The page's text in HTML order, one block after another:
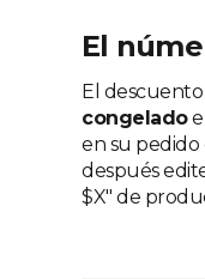
El
El
congelado
en su
después
$X" de